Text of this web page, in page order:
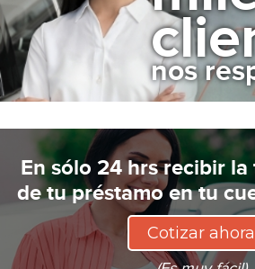
nos
En sólo 24 hrsrecibir la
de tu préstamo en tu
Cotizar ahora